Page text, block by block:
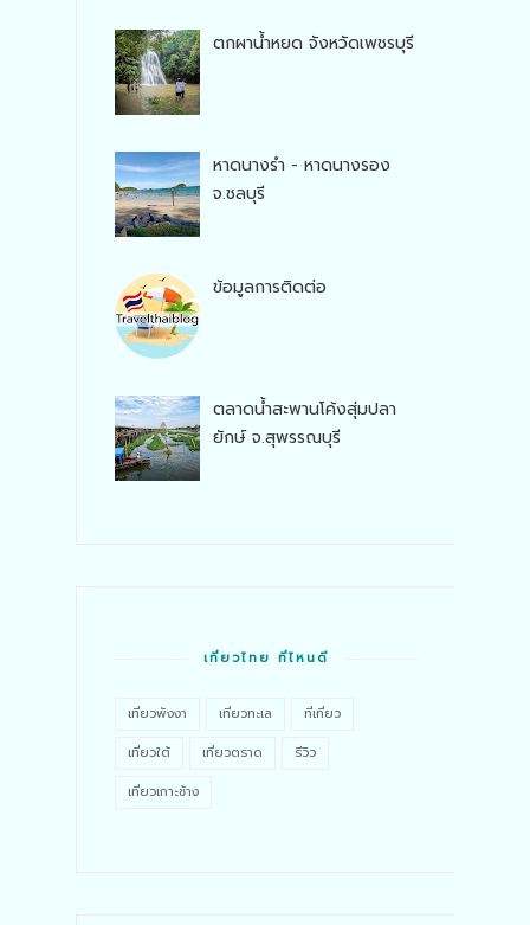
ตกผาน้ำหยด จังหวัดเพชรบุรี
หาดนางรำ - หาดนางรอง
จ.ชลบุรี
ข้อมูลการติดต่อ
ตลาดน้ำสะพานโค้งสุ่มปลา
ยักษ์ จ.สุพรรณบุรี
เที่ยวไทย ที่ไหนดี
เที่ยวพังงา เที่ยวทะเล
ที่เที่ยว
เที่ยวใต้
เที่ยวตราด
รีวิว
เที่ยวเกาะช้าง